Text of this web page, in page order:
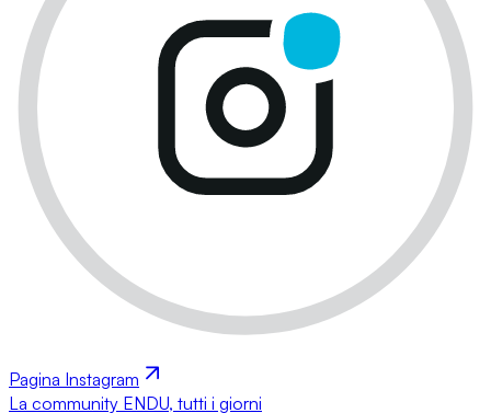
Pagina Instagram
La community ENDU, tutti i giorni